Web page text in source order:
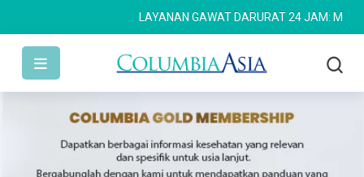
LAYANAN GAWAT DARURAT 24 JAM: MEDAN: (061) 4533 636